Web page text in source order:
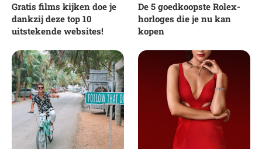
Gratis films kijken doe je
dankzij deze top 10
uitstekende websites!
De 5 goedkoopste Rolex-
horloges die je nu kan
kopen